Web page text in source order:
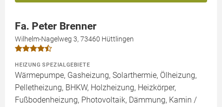
Fa. Peter Brenner
Wilhelm-Nagelweg 3, 73460 Hüttlingen
HEIZUNG SPEZIALGEBIETE
Wärmepumpe, Gasheizung, Solarthermie, Ölheizung,
Pelletheizung, BHKW, Holzheizung, Heizkörper,
Fußbodenheizung, Photovoltaik, Dämmung, Kamin /